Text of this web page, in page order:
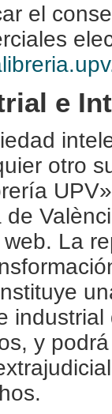
el
e
otro
de
La
y